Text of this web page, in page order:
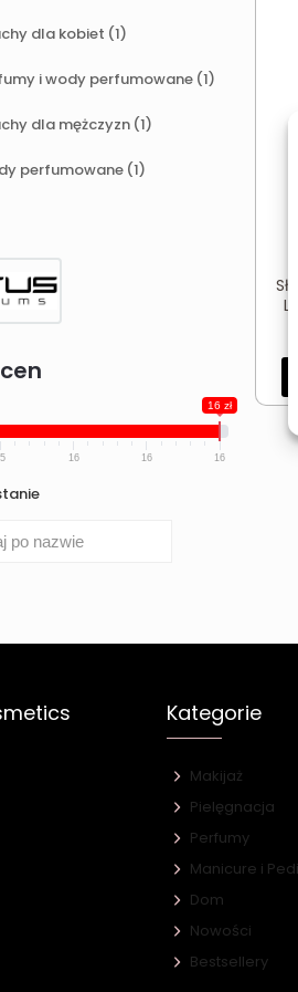
dla kobiet (1)
i wody perfumowane (1)
dla mężczyzn (1)
perfumowane (1)
16 zł
16 16 16
Kategorie
Makijaż
Pielęgnacja
Perfumy
Manicure i
Dom
Nowości
Bestsellery